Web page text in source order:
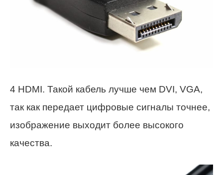
4 HDMI. Такой кабель лучше чем DVI, VGA,
так как передает цифровые сигналы точнее,
изображение выходит более высокого
качества.